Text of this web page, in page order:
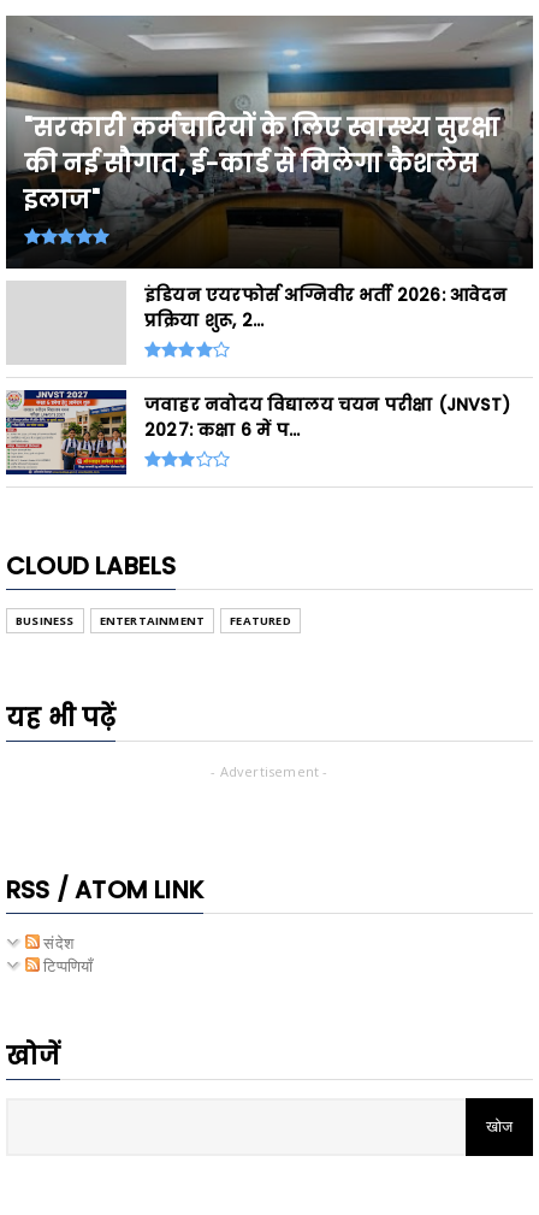
"सरकारी कर्मचारियों के लिए स्वास्थ्य सुरक्षा
की नई सौगात, ई-कार्ड से मिलेगा कैशलेस
इलाज"
इंडियन एयरफोर्स अग्निवीर भर्ती 2026: आवेदन
प्रक्रिया शुरू, 2...
जवाहर नवोदय विद्यालय चयन परीक्षा (JNVST)
2027: कक्षा 6 में प...
CLOUD LABELS
BUSINESS ENTERTAINMENT FEATURED
यह भी पढ़ें
- Advertisement -
RSS / ATOM LINK
संदेश
टिप्पणियाँ
खोजें